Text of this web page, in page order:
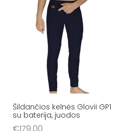
Šildančios kelnės Glovii GP1
su baterija, juodos